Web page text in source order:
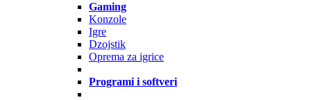
Gaming
Konzole
Igre
Dzojstik
Oprema za igrice
Programi i softveri